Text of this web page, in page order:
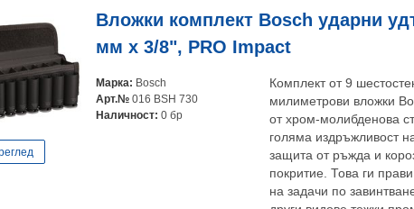
Вложки комплект Bosch ударни
мм х 3/8", PRO Impact
Марка: Bosch
Арт.№ 016 BSH 730
Наличност: 0 бр
Комплект от 9
милиметрови вложки
от хром-молибденова
голяма издръжливост
защита от ръжда и
покритие. Това ги
на задачи по